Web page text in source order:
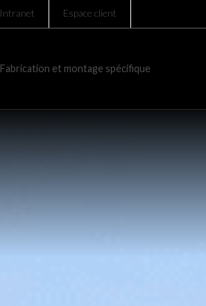
Intranet Espace client
Fabrication et montage spécifique